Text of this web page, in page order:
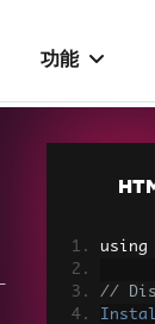
功能
using
//